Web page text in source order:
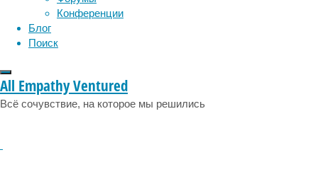
Конференции
Блог
Поиск
All Empathy Ventured
Всё сочувствие, на которое мы решились
их
крови
вылупившиеся
личинки
паразитических